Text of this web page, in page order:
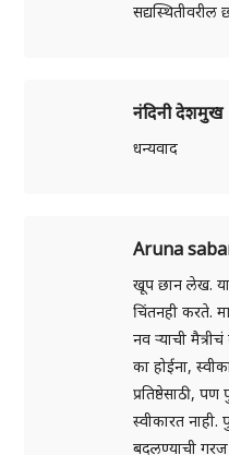
नंदिनी देशमुख
धन्यवाद
Aruna
खूप छान लेख.
चिंतनही करते.
नव ऱ्याची
का होईना,
प्रतिष्ठेसाठी, पण
स्वीकारत
बदलण्याची